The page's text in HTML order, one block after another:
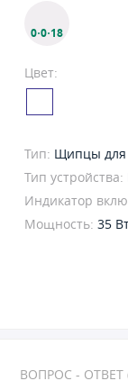
0·0·18
Цвет:
Тип: Щипцы для
Тип устройства:
Индикатор
Мощность: 35
ВОПРОС - ОТВЕТ